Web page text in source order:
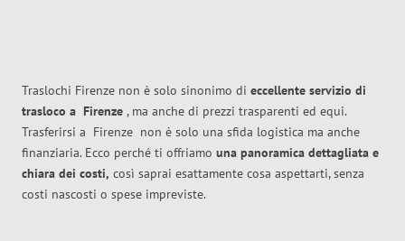
Traslochi Firenze non è solo sinonimo di eccellente servizio di
trasloco a Firenze , ma anche di prezzi trasparenti ed equi.
Trasferirsi a Firenze non è solo una sfida logistica ma anche
finanziaria. Ecco perché ti offriamo una panoramica dettagliata e
chiara dei costi, così saprai esattamente cosa aspettarti, senza
costi nascosti o spese impreviste.